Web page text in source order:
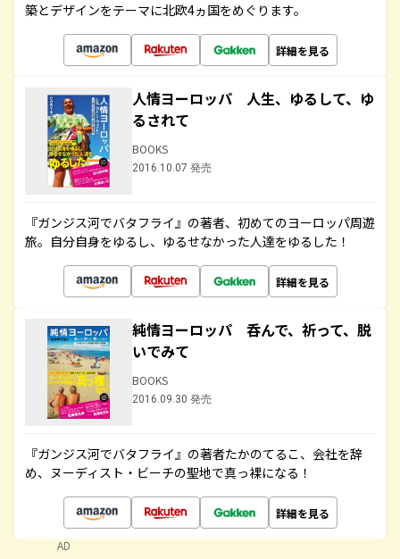
築とデザインをテーマに北欧4ヵ国をめぐります。
詳細を見る
人情ヨーロッパ 人生、ゆるして、ゆ
るされて
BOOKS
2016.10.07 発売
『ガンジス河でバタフライ』の著者、初めてのヨーロッパ周遊
旅。自分自身をゆるし、ゆるせなかった人達をゆるした！
詳細を見る
純情ヨーロッパ 呑んで、祈って、脱
いでみて
BOOKS
2016.09.30 発売
『ガンジス河でバタフライ』の著者たかのてるこ、会社を辞
め、ヌーディスト・ビーチの聖地で真っ裸になる！
詳細を見る
AD